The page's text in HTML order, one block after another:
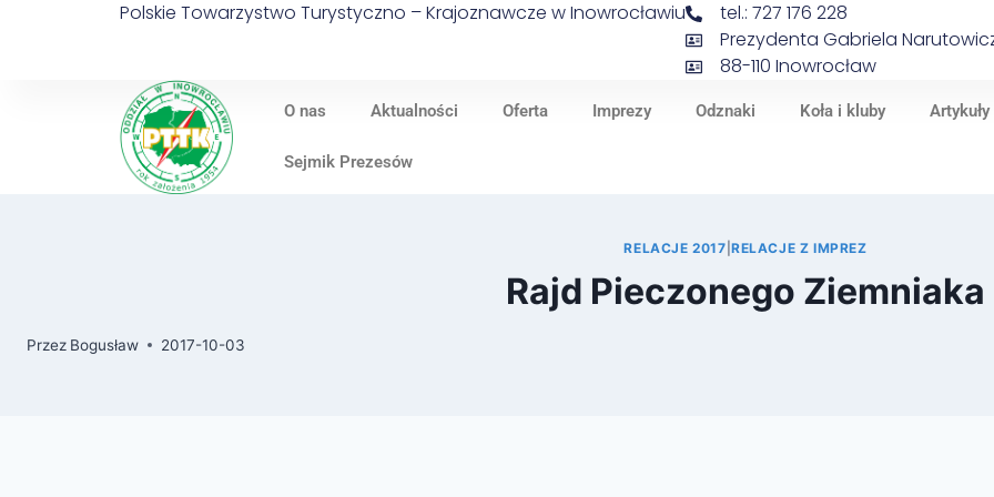
Polskie Towarzystwo Turystyczno – Krajoznawcze w Inowrocławiu
tel.: 727 176 228
Prezydenta Gabriela
88-110 Inowrocław
O nas Aktualności Oferta Imprezy Odznaki Koła i kluby Artykuły
Sejmik Prezesów
RELACJE 2017 |RELACJE Z IMPREZ
Rajd Pieczonego Ziemniaka
Przez Bogusław 2017-10-03